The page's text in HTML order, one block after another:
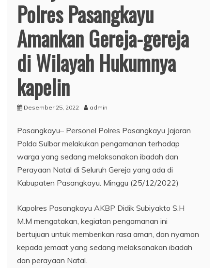
Polres Pasangkayu
Amankan Gereja-gereja
di Wilayah Hukumnya
kapelin
Desember 25, 2022 admin
Pasangkayu– Personel Polres Pasangkayu Jajaran
Polda Sulbar melakukan pengamanan terhadap
warga yang sedang melaksanakan ibadah dan
Perayaan Natal di Seluruh Gereja yang ada di
Kabupaten Pasangkayu. Minggu (25/12/2022)
Kapolres Pasangkayu AKBP Didik Subiyakto S.H
M.M mengatakan, kegiatan pengamanan ini
bertujuan untuk memberikan rasa aman, dan nyaman
kepada jemaat yang sedang melaksanakan ibadah
dan perayaan Natal.